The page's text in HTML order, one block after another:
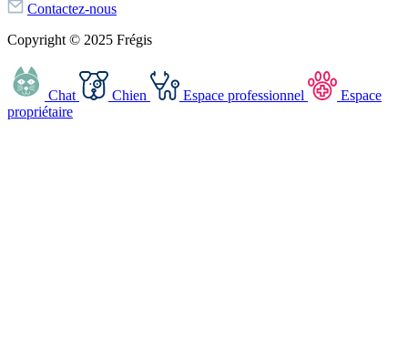
Contactez-nous
Copyright © 2025 Frégis
Chat Chien Espace professionnel
Espace
propriétaire